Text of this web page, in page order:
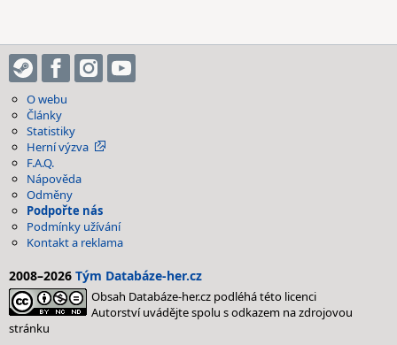
O webu
Články
Statistiky
Herní výzva
F.A.Q.
Nápověda
Odměny
Podpořte nás
Podmínky užívání
Kontakt a reklama
2008–2026 Tým Databáze-her.cz
Obsah Databáze-her.cz podléhá této licenci
Autorství uvádějte spolu s odkazem na zdrojovou
stránku